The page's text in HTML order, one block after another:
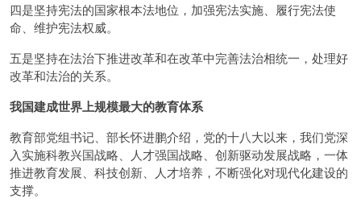
四是坚持宪法的国家根本法地位，加强宪法实施、履行宪法使
命、维护宪法权威。
五是坚持在法治下推进改革和在改革中完善法治相统一，处理好
改革和法治的关系。
我国建成世界上规模最大的教育体系
教育部党组书记、部长怀进鹏介绍，党的十八大以来，我们党深
入实施科教兴国战略、人才强国战略、创新驱动发展战略，一体
推进教育发展、科技创新、人才培养，不断强化对现代化建设的
支撑。